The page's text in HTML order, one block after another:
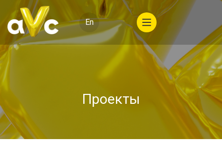
En
Проекты